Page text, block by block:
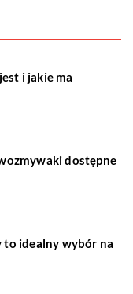
i jakie ma
dostępne
to idealny wybór na